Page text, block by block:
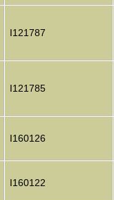
I121787
I121785
I160126
I160122